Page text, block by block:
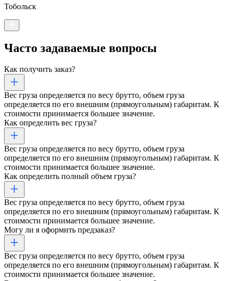
Тобольск
Часто задаваемые вопросы
Как получить заказ?
Вес груза определяется по весу брутто, объем груза
определяется по его внешним (прямоугольным) габаритам. К
стоимости принимается большее значение.
Как определить вес груза?
Вес груза определяется по весу брутто, объем груза
определяется по его внешним (прямоугольным) габаритам. К
стоимости принимается большее значение.
Как определить полный объем груза?
Вес груза определяется по весу брутто, объем груза
определяется по его внешним (прямоугольным) габаритам. К
стоимости принимается большее значение.
Могу ли я оформить предзаказ?
Вес груза определяется по весу брутто, объем груза
определяется по его внешним (прямоугольным) габаритам. К
стоимости принимается большее значение.